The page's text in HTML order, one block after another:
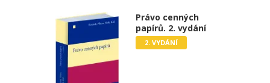
Právo cenných
papírů. 2. vydání
2. VYDÁNÍ